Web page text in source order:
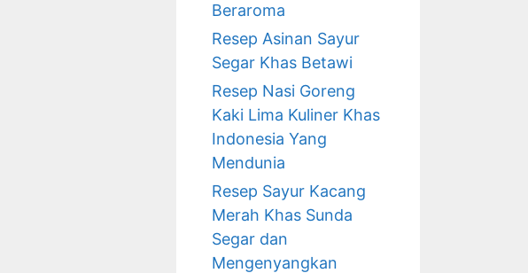
Beraroma
Resep Asinan Sayur
Segar Khas Betawi
Resep Nasi Goreng
Kaki Lima Kuliner Khas
Indonesia Yang
Mendunia
Resep Sayur Kacang
Merah Khas Sunda
Segar dan
Mengenyangkan